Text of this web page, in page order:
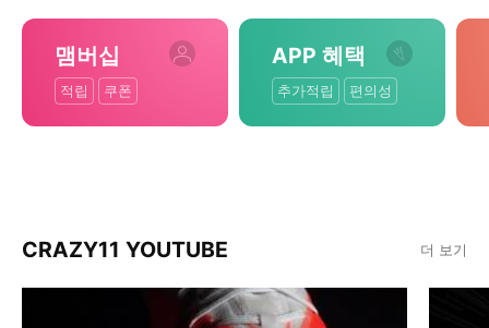
맴버십
적립 쿠폰
APP 혜택
추가적립 편의성
CRAZY11 YOUTUBE 더 보기